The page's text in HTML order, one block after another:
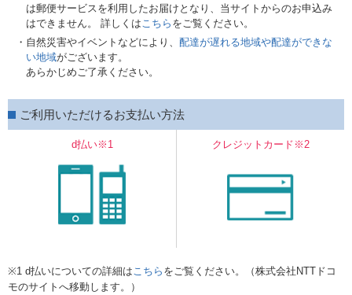
は郵便サービスを利用したお届けとなり、当サイトからのお申込み
はできません。 詳しくはこちら をご覧ください。
・自然災害やイベントなどにより、 配達が遅れる地域や配達ができな
い地域がございます。
あらかじめご了承ください。
ご利用いただけるお支払い方法
d払い※1 クレジットカード※2
※1 d払いについての詳細はこちら をご覧ください。（株式会社NTTドコ
モのサイトへ移動します。）